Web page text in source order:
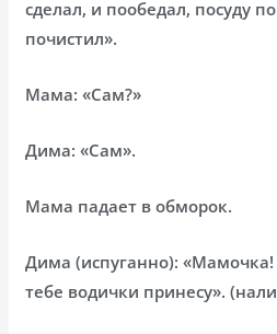
сделал, и пообедал, посуду
почистил».
Мама: «Сам?»
Дима: «Сам».
Мама падает в обморок.
Дима (испуганно): «Мамочка!
тебе водички принесу».